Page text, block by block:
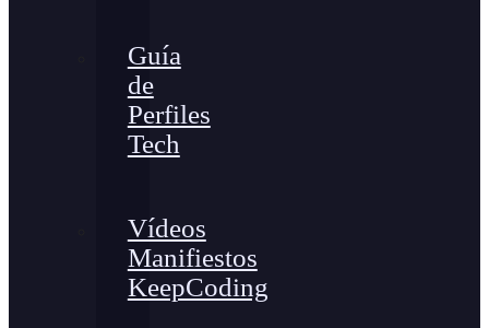
Guía
de
Perfiles
Tech
Vídeos
Manifiestos
KeepCoding